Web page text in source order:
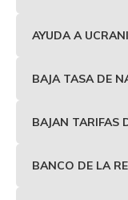
AYUDA A
BAJA TASA DE
BAJAN TARIFAS
BANCO DE LA